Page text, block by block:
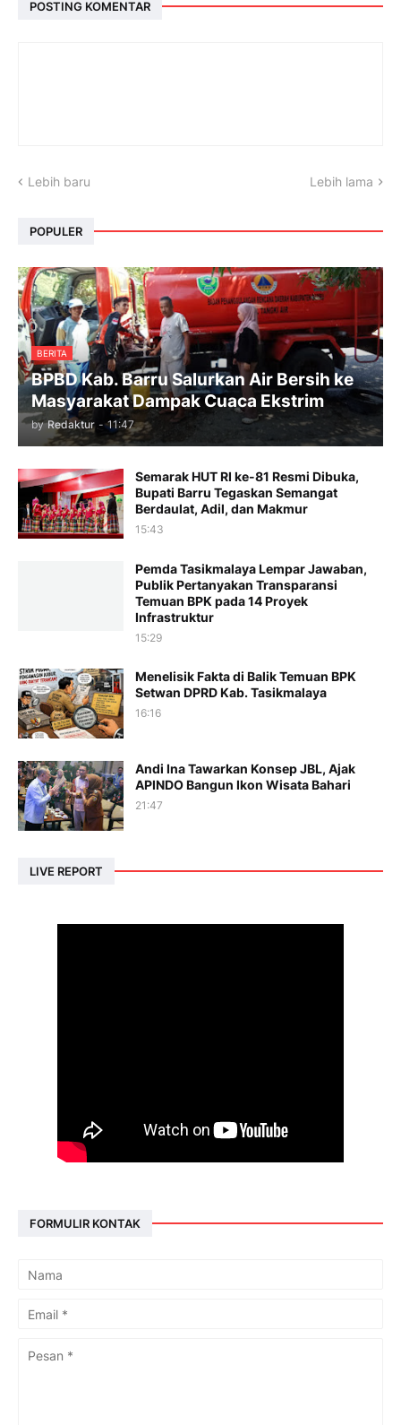
POSTING KOMENTAR
Lebih baru Lebih lama
POPULER
BERITA
BPBD Kab. Barru Salurkan Air Bersih ke
Masyarakat Dampak Cuaca Ekstrim
by Redaktur - 11:47
Semarak HUT RI ke-81 Resmi Dibuka,
Bupati Barru Tegaskan Semangat
Berdaulat, Adil, dan Makmur
15:43
Pemda Tasikmalaya Lempar Jawaban,
Publik Pertanyakan Transparansi
Temuan BPK pada 14 Proyek
Infrastruktur
15:29
Menelisik Fakta di Balik Temuan BPK
Setwan DPRD Kab. Tasikmalaya
16:16
Andi Ina Tawarkan Konsep JBL, Ajak
APINDO Bangun Ikon Wisata Bahari
21:47
LIVE REPORT
FORMULIR KONTAK